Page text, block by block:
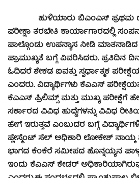
ಹುಳಿಯಾರು ಬಿಎಂಎಸ್ ಪ್ರಥಮ ದರ್ಜೆ
ಪರೀಕ್ಷಾ ತರಬೇತಿ ಕಾರ್ಯಾಗಾರದಲ್ಲಿ
ಪಾಲ್ಗೊಂಡು ಉಪನ್ಯಾಸ ನೀಡಿ
ಪ್ರಾಮುಖ್ಯತೆ ಬಗ್ಗೆ ವಿವರಿಸಿದರು. ಪ್ರತಿದಿನ
ಓದಿದರೆ ಶೇಕಡ ಐವತ್ತು ಸ್ಪರ್ಧಾತ್ಮಕ
ಎಂದರು. ವಿದ್ಯಾರ್ಥಿಗಳು ಕೆಎಎಸ್
ಕೆಎಎಸ್ ಪ್ರಿಲಿಮ್ಸ್ ಮತ್ತು ಮುಖ್ಯ ಪರೀಕ್ಷೆಗೆ
ಸರ್ಕಾರದ ವಿವಿಧ ಹುದ್ದೆಗಳನ್ನು ವಿವಿಧ ರೀತಿಯ
ಹೇಗೆ ಇರುತ್ತವೆ ಎಂಬುದರ ಬಗ್ಗೆ
ಪ್ಲೇಸ್ಮೆಂಟ್ ಸೆಲ್ ಅಧಿಕಾರಿ ಲೋಕೇಶ್
ಭಾಗದ ಕೆಂಕೆರೆ ಸಮೀಪದ ಹೊನ್ನಯ್ಯನ
ಇಂದು ಕೆಎಎಸ್ ಕೇಡರ್